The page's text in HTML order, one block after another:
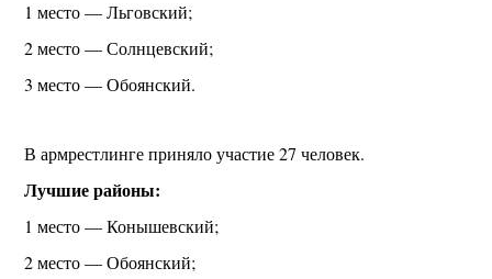
1 место — Льговский;
2 место — Солнцевский;
3 место — Обоянский.
В армрестлинге приняло участие 27 человек.
Лучшие районы:
1 место — Конышевский;
2 место — Обоянский;